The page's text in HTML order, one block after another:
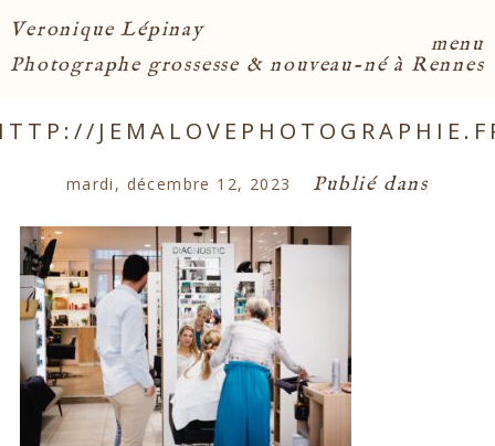
menu
Veronique Lépinay
Photographe grossesse & nouveau-né à Rennes
mardi, décembre 12, 2023 Publié dans